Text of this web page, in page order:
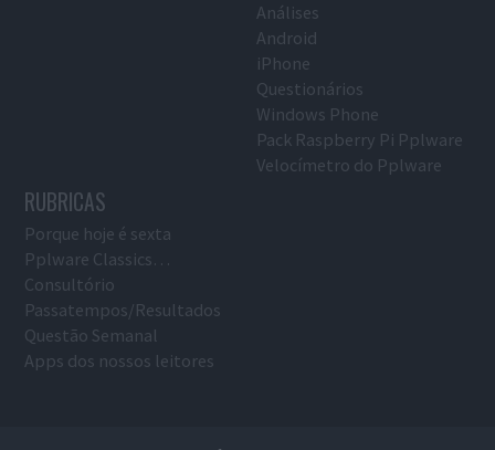
Análises
Android
iPhone
Questionários
Windows Phone
Pack Raspberry Pi Pplware
Velocímetro do Pplware
RUBRICAS
Porque hoje é sexta
Pplware Classics…
Consultório
Passatempos/Resultados
Questão Semanal
Apps dos nossos leitores